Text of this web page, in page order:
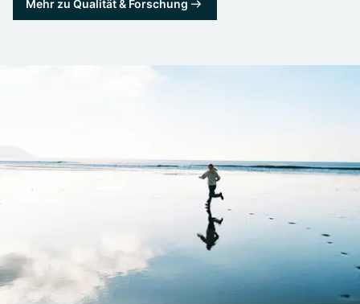
Mehr zu Qualität & Forschung